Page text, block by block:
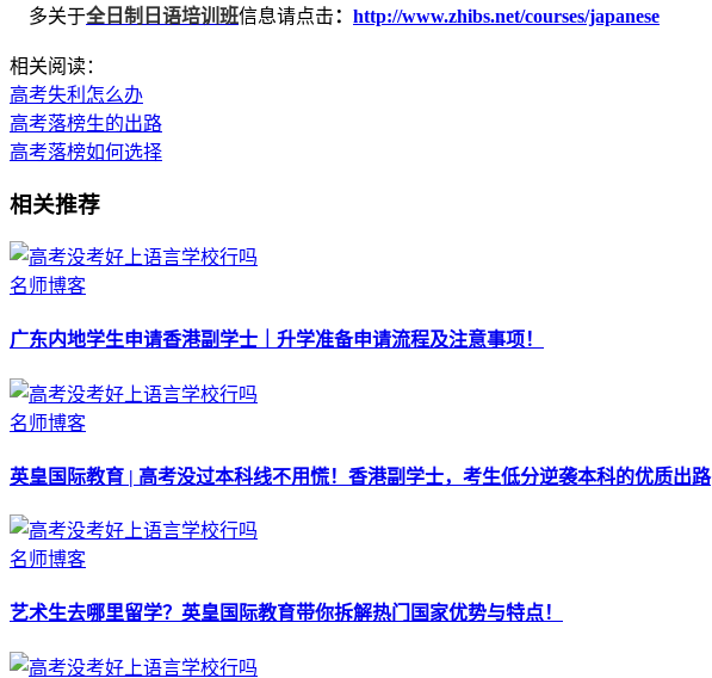
多关于全日制日语培训班信息请点击： http://www.zhibs.net/courses/japanese
相关阅读：
高考失利怎么办
高考落榜生的出路
高考落榜如何选择
相关推荐
名师博客
广东内地学生申请香港副学士｜升学准备申请流程及注意事项！
名师博客
英皇国际教育 | 高考没过本科线不用慌！香港副学士，考生低分逆袭本科的优质出路
名师博客
艺术生去哪里留学？英皇国际教育带你拆解热门国家优势与特点！